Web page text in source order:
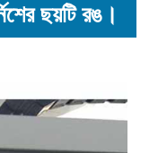
ছয়টি রঙ।